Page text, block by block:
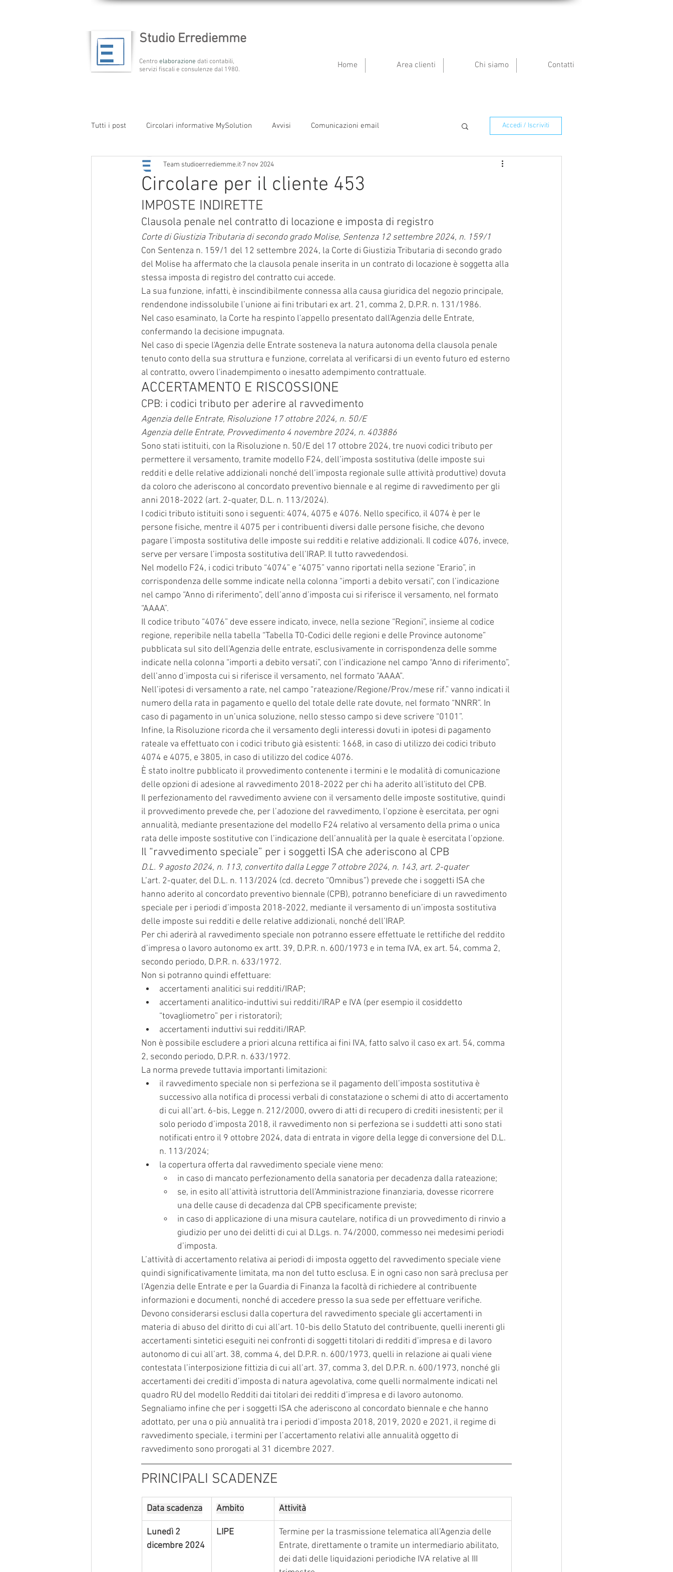
Studio Errediemme
Centro elaborazione dati contabili,
servizi fiscali e consulenze dal 1980.
Home Area clienti Chi siamo Contatti
Tutti i post Circolari informative MySolution Avvisi Comunicazioni email Accedi / Iscriviti
Circolare per il cliente 453
Team studioerrediemme.it 7 nov 2024
IMPOSTE INDIRETTE
Clausola penale nel contratto di locazione e imposta di registro
Corte di Giustizia Tributaria di secondo grado Molise, Sentenza 12 settembre 2024, n. 159/1
Con Sentenza n. 159/1 del 12 settembre 2024, la Corte di Giustizia Tributaria di secondo grado
del Molise ha affermato che la clausola penale inserita in un contrato di locazione è soggetta alla
stessa imposta di registro del contratto cui accede.
La sua funzione, infatti, è inscindibilmente connessa alla causa giuridica del negozio principale,
rendendone indissolubile l’unione ai fini tributari ex art. 21, comma 2, D.P.R. n. 131/1986.
Nel caso esaminato, la Corte ha respinto l'appello presentato dall'Agenzia delle Entrate,
confermando la decisione impugnata.
Nel caso di specie l'Agenzia delle Entrate sosteneva la natura autonoma della clausola penale
tenuto conto della sua struttura e funzione, correlata al verificarsi di un evento futuro ed esterno
al contratto, ovvero l'inadempimento o inesatto adempimento contrattuale.
ACCERTAMENTO E RISCOSSIONE
CPB: i codici tributo per aderire al ravvedimento
Agenzia delle Entrate, Risoluzione 17 ottobre 2024, n. 50/E
Agenzia delle Entrate, Provvedimento 4 novembre 2024, n. 403886
Sono stati istituiti, con la Risoluzione n. 50/E del 17 ottobre 2024, tre nuovi codici tributo per
permettere il versamento, tramite modello F24, dell’imposta sostitutiva (delle imposte sui
redditi e delle relative addizionali nonché dell’imposta regionale sulle attività produttive) dovuta
da coloro che aderiscono al concordato preventivo biennale e al regime di ravvedimento per gli
anni 2018-2022 (art. 2-quater, D.L. n. 113/2024).
I codici tributo istituiti sono i seguenti: 4074, 4075 e 4076. Nello specifico, il 4074 è per le
persone fisiche, mentre il 4075 per i contribuenti diversi dalle persone fisiche, che devono
pagare l’imposta sostitutiva delle imposte sui redditi e relative addizionali. Il codice 4076, invece,
serve per versare l’imposta sostitutiva dell’IRAP. Il tutto ravvedendosi.
Nel modello F24, i codici tributo “4074” e “4075” vanno riportati nella sezione “Erario”, in
corrispondenza delle somme indicate nella colonna “importi a debito versati”, con l’indicazione
nel campo “Anno di riferimento”, dell’anno d’imposta cui si riferisce il versamento, nel formato
“AAAA”.
Il codice tributo “4076” deve essere indicato, invece, nella sezione “Regioni”, insieme al codice
regione, reperibile nella tabella “Tabella T0-Codici delle regioni e delle Province autonome”
pubblicata sul sito dell’Agenzia delle entrate, esclusivamente in corrispondenza delle somme
indicate nella colonna “importi a debito versati”, con l’indicazione nel campo “Anno di riferimento”,
dell’anno d’imposta cui si riferisce il versamento, nel formato “AAAA”.
Nell’ipotesi di versamento a rate, nel campo “rateazione/Regione/Prov./mese rif.” vanno indicati il
numero della rata in pagamento e quello del totale delle rate dovute, nel formato “NNRR”. In
caso di pagamento in un’unica soluzione, nello stesso campo si deve scrivere “0101”.
Infine, la Risoluzione ricorda che il versamento degli interessi dovuti in ipotesi di pagamento
rateale va effettuato con i codici tributo già esistenti: 1668, in caso di utilizzo dei codici tributo
4074 e 4075, e 3805, in caso di utilizzo del codice 4076.
È stato inoltre pubblicato il provvedimento contenente i termini e le modalità di comunicazione
delle opzioni di adesione al ravvedimento 2018-2022 per chi ha aderito all'istituto del CPB.
Il perfezionamento del ravvedimento avviene con il versamento delle imposte sostitutive, quindi
il provvedimento prevede che, per l’adozione del ravvedimento, l’opzione è esercitata, per ogni
annualità, mediante presentazione del modello F24 relativo al versamento della prima o unica
rata delle imposte sostitutive con l’indicazione dell’annualità per la quale è esercitata l’opzione.
Il “ravvedimento speciale” per i soggetti ISA che aderiscono al CPB
D.L. 9 agosto 2024, n. 113, convertito dalla Legge 7 ottobre 2024, n. 143, art. 2-quater
L’art. 2-quater, del D.L. n. 113/2024 (cd. decreto “Omnibus”) prevede che i soggetti ISA che
hanno aderito al concordato preventivo biennale (CPB), potranno beneficiare di un ravvedimento
speciale per i periodi d’imposta 2018-2022, mediante il versamento di un’imposta sostitutiva
delle imposte sui redditi e delle relative addizionali, nonché dell’IRAP.
Per chi aderirà al ravvedimento speciale non potranno essere effettuate le rettifiche del reddito
d’impresa o lavoro autonomo ex artt. 39, D.P.R. n. 600/1973 e in tema IVA, ex art. 54, comma 2,
secondo periodo, D.P.R. n. 633/1972.
Non si potranno quindi effettuare:
accertamenti analitici sui redditi/IRAP;
accertamenti analitico-induttivi sui redditi/IRAP e IVA (per esempio il cosiddetto
“tovagliometro” per i ristoratori);
accertamenti induttivi sui redditi/IRAP.
Non è possibile escludere a priori alcuna rettifica ai fini IVA, fatto salvo il caso ex art. 54, comma
2, secondo periodo, D.P.R. n. 633/1972.
La norma prevede tuttavia importanti limitazioni:
il ravvedimento speciale non si perfeziona se il pagamento dell’imposta sostitutiva è
successivo alla notifica di processi verbali di constatazione o schemi di atto di accertamento
di cui all’art. 6-bis, Legge n. 212/2000, ovvero di atti di recupero di crediti inesistenti; per il
solo periodo d’imposta 2018, il ravvedimento non si perfeziona se i suddetti atti sono stati
notificati entro il 9 ottobre 2024, data di entrata in vigore della legge di conversione del D.L.
n. 113/2024;
la copertura offerta dal ravvedimento speciale viene meno:
in caso di mancato perfezionamento della sanatoria per decadenza dalla rateazione;
se, in esito all’attività istruttoria dell’Amministrazione finanziaria, dovesse ricorrere
una delle cause di decadenza dal CPB specificamente previste;
in caso di applicazione di una misura cautelare, notifica di un provvedimento di rinvio a
giudizio per uno dei delitti di cui al D.Lgs. n. 74/2000, commesso nei medesimi periodi
d’imposta.
L’attività di accertamento relativa ai periodi di imposta oggetto del ravvedimento speciale viene
quindi significativamente limitata, ma non del tutto esclusa. E in ogni caso non sarà preclusa per
l’Agenzia delle Entrate e per la Guardia di Finanza la facoltà di richiedere al contribuente
informazioni e documenti, nonché di accedere presso la sua sede per effettuare verifiche.
Devono considerarsi esclusi dalla copertura del ravvedimento speciale gli accertamenti in
materia di abuso del diritto di cui all’art. 10-bis dello Statuto del contribuente, quelli inerenti gli
accertamenti sintetici eseguiti nei confronti di soggetti titolari di redditi d’impresa e di lavoro
autonomo di cui all’art. 38, comma 4, del D.P.R. n. 600/1973, quelli in relazione ai quali viene
contestata l’interposizione fittizia di cui all’art. 37, comma 3, del D.P.R. n. 600/1973, nonché gli
accertamenti dei crediti d’imposta di natura agevolativa, come quelli normalmente indicati nel
quadro RU del modello Redditi dai titolari dei redditi d’impresa e di lavoro autonomo.
Segnaliamo infine che per i soggetti ISA che aderiscono al concordato biennale e che hanno
adottato, per una o più annualità tra i periodi d’imposta 2018, 2019, 2020 e 2021, il regime di
ravvedimento speciale, i termini per l’accertamento relativi alle annualità oggetto di
ravvedimento sono prorogati al 31 dicembre 2027.
PRINCIPALI SCADENZE
Data scadenza Ambito Attività
Lunedì 2
dicembre 2024
LIPE
Termine per la trasmissione telematica all’Agenzia delle
Entrate, direttamente o tramite un intermediario abilitato,
dei dati delle liquidazioni periodiche IVA relative al III